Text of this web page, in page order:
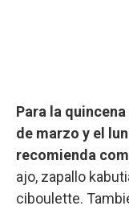
Para la
de marzo y el
recomienda
ajo, zapallo
ciboulette.